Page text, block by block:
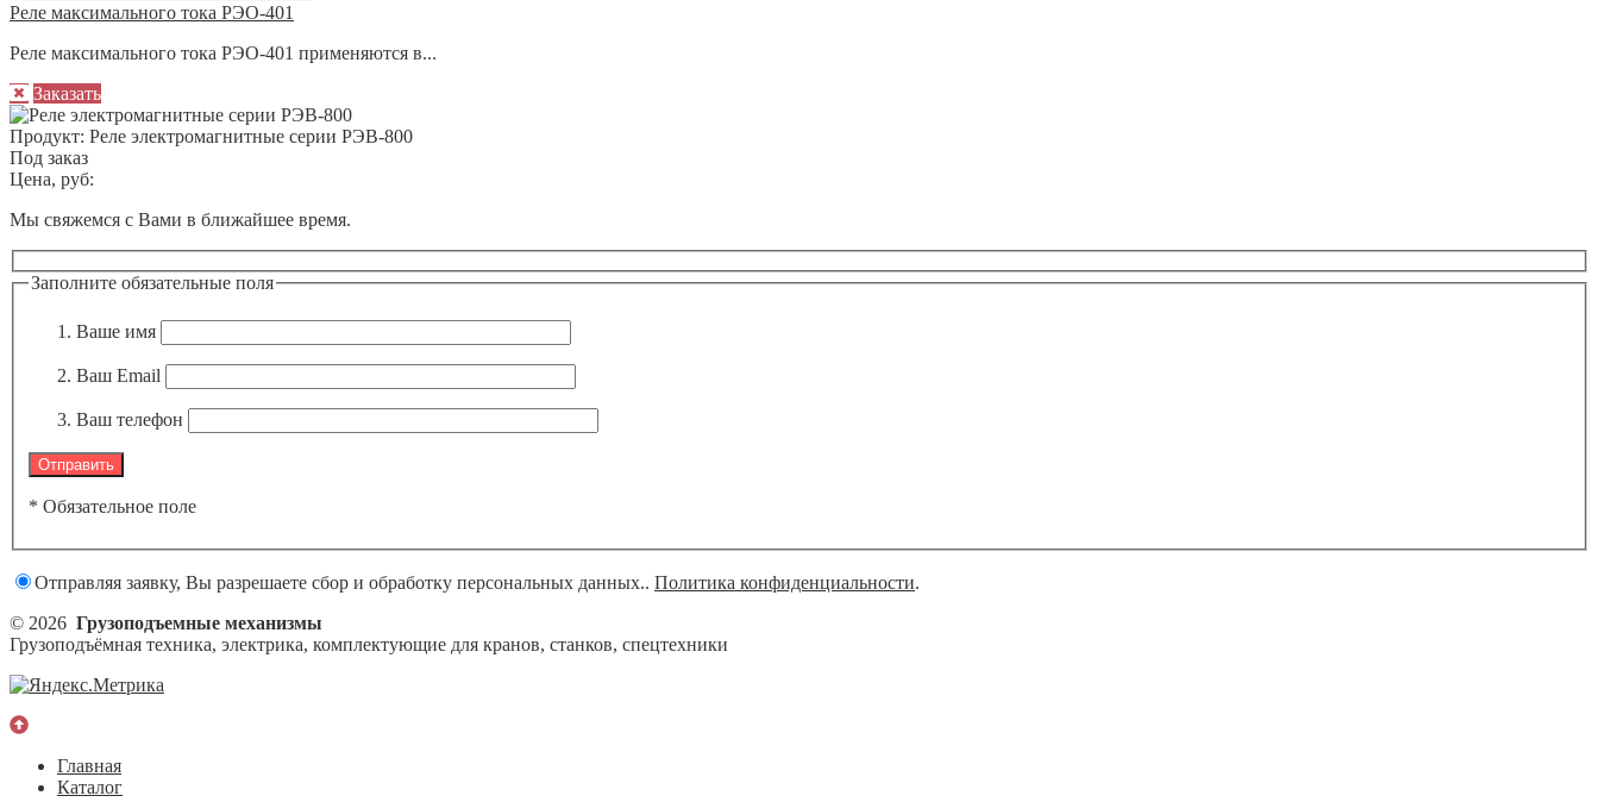
Реле максимального тока РЭО-401
Реле максимального тока РЭО-401 применяются в...
Заказать
Продукт: Реле электромагнитные серии РЭВ-800
Под заказ
Цена, руб:
Мы свяжемся с Вами в ближайшее время.
Заполните обязательные поля
Ваше имя
Ваш Email
Ваш телефон
* Обязательное поле
Отправляя заявку, Вы разрешаете сбор и обработку персональных данных.. Политика конфиденциальности.
© 2026 Грузоподъемные механизмы
Грузоподъёмная техника, электрика, комплектующие для кранов, станков, спецтехники
Главная
Каталог